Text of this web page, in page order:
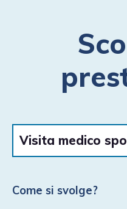
Visita medico
Come si svolge?